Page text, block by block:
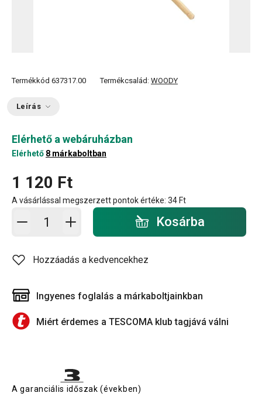
Termékkód 637317.00 Termékcsalád: WOODY
Leírás
Elérhető a webáruházban
Elérhető 8 márkaboltban
1 120 Ft
A vásárlással megszerzett pontok értéke: 34 Ft
Kosárba - mennyiség Kosárba
Hozzáadás a kedvencekhez
Ingyenes foglalás a márkaboltjainkban
Miért érdemes a TESCOMA klub tagjává válni
A garanciális időszak (években)